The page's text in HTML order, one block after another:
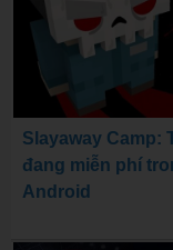
Slayaway Camp:
đang miễn phí
Android